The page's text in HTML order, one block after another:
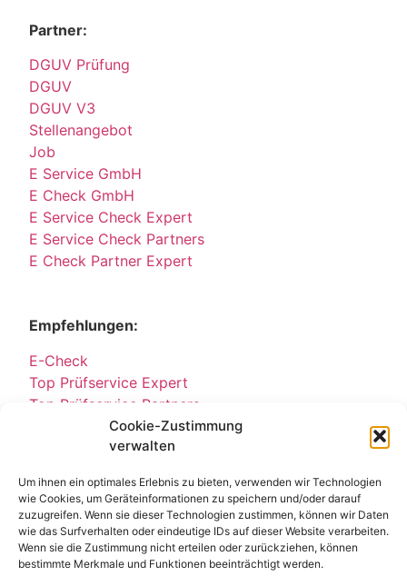
Cookie-Zustimmung
verwalten
Um ihnen ein optimales Erlebnis zu bieten, verwenden wir Technologien
wie Cookies, um Geräteinformationen zu speichern und/oder darauf
zuzugreifen. Wenn sie dieser Technologien zustimmen, können wir Daten
wie das Surfverhalten oder eindeutige IDs auf dieser Website verarbeiten.
Wenn sie die Zustimmung nicht erteilen oder zurückziehen, können
bestimmte Merkmale und Funktionen beeinträchtigt werden.
Partner:
DGUV Prüfung
DGUV
DGUV V3
Stellenangebot
Job
E Service GmbH
E Check GmbH
E Service Check Expert
E Service Check Partners
E Check Partner Expert
Empfehlungen:
E-Check
Top Prüfservice Expert
Top Prüfservice Partners
Top Prüfservice GmbH
Sicherheitsprüfungen Partners
Prüfung E-Check Expert
Prüfung elektrischer Anlagen